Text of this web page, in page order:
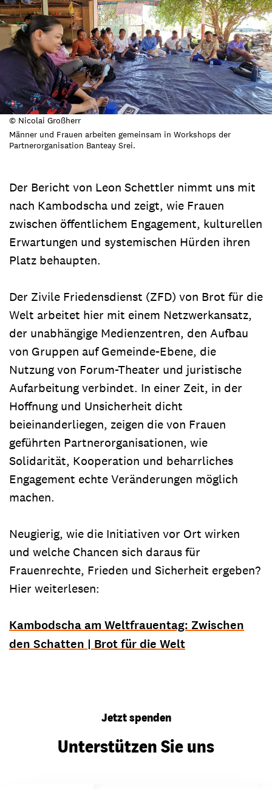
© Nicolai Großherr
Männer und Frauen arbeiten gemeinsam in Workshops der
Partnerorganisation Banteay Srei.
Der Bericht von Leon Schettler nimmt uns mit
nach Kambodscha und zeigt, wie Frauen
zwischen öffentlichem Engagement, kulturellen
Erwartungen und systemischen Hürden ihren
Platz behaupten.
Der Zivile Friedensdienst (ZFD) von Brot für die
Welt arbeitet hier mit einem Netzwerkansatz,
der unabhängige Medienzentren, den Aufbau
von Gruppen auf Gemeinde-Ebene, die
Nutzung von Forum-Theater und juristische
Aufarbeitung verbindet. In einer Zeit, in der
Hoffnung und Unsicherheit dicht
beieinanderliegen, zeigen die von Frauen
geführten Partnerorganisationen, wie
Solidarität, Kooperation und beharrliches
Engagement echte Veränderungen möglich
machen.
Neugierig, wie die Initiativen vor Ort wirken
und welche Chancen sich daraus für
Frauenrechte, Frieden und Sicherheit ergeben?
Hier weiterlesen:
Kambodscha am Weltfrauentag: Zwischen
den Schatten | Brot für die Welt
Jetzt spenden
Unterstützen Sie uns